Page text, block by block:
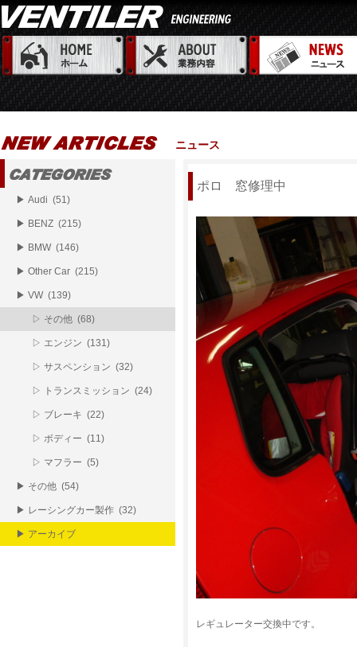
ニュース
ポロ 窓修理中
レギュレーター交換中です。
▶ Audi (51)
▶ BENZ (215)
▶ BMW (146)
▶ Other Car (215)
▶ VW (139)
▷ その他 (68)
▷ エンジン (131)
▷ サスペンション (32)
▷ トランスミッション (24)
▷ ブレーキ (22)
▷ ボディー (11)
▷ マフラー (5)
▶ その他 (54)
▶ レーシングカー製作 (32)
▶ アーカイブ